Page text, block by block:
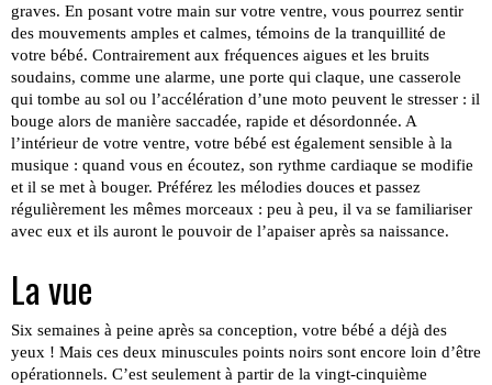
graves. En posant votre main sur votre ventre, vous pourrez sentir
des mouvements amples et calmes, témoins de la tranquillité de
votre bébé. Contrairement aux fréquences aigues et les bruits
soudains, comme une alarme, une porte qui claque, une casserole
qui tombe au sol ou l’accélération d’une moto peuvent le stresser : il
bouge alors de manière saccadée, rapide et désordonnée. A
l’intérieur de votre ventre, votre bébé est également sensible à la
musique : quand vous en écoutez, son rythme cardiaque se modifie
et il se met à bouger. Préférez les mélodies douces et passez
régulièrement les mêmes morceaux : peu à peu, il va se familiariser
avec eux et ils auront le pouvoir de l’apaiser après sa naissance.
La vue
Six semaines à peine après sa conception, votre bébé a déjà des
yeux ! Mais ces deux minuscules points noirs sont encore loin d’être
opérationnels. C’est seulement à partir de la vingt-cinquième